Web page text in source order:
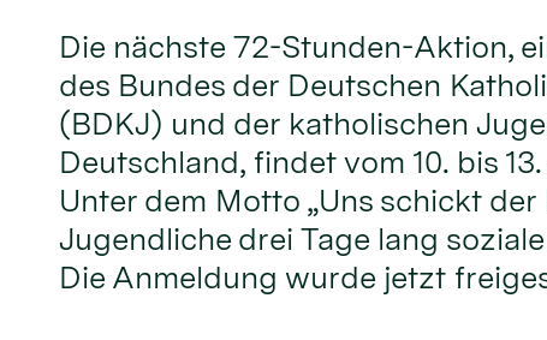
Die nächste 72-Stunden-Aktion,
des Bundes der Deutschen
(BDKJ) und der katholischen
Deutschland, findet vom 10. bis
Unter dem Motto „Uns schickt der
Jugendliche drei Tage lang
Die Anmeldung wurde jetzt